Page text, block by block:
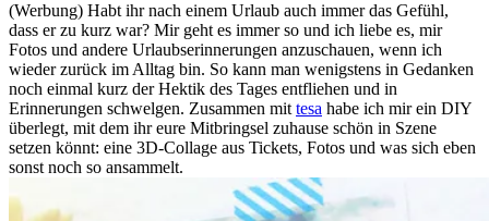
(Werbung) Habt ihr nach einem Urlaub auch immer das Gefühl,
dass er zu kurz war? Mir geht es immer so und ich liebe es, mir
Fotos und andere Urlaubserinnerungen anzuschauen, wenn ich
wieder zurück im Alltag bin. So kann man wenigstens in Gedanken
noch einmal kurz der Hektik des Tages entfliehen und in
Erinnerungen schwelgen. Zusammen mit tesa habe ich mir ein DIY
überlegt, mit dem ihr eure Mitbringsel zuhause schön in Szene
setzen könnt: eine 3D-Collage aus Tickets, Fotos und was sich eben
sonst noch so ansammelt.